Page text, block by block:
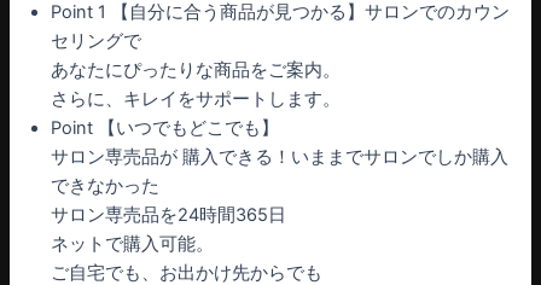
Point 1 【自分に合う商品が見つかる】サロンでのカウン
セリングで
あなたにぴったりな商品をご案内。
さらに、キレイをサポートします。
Point 【いつでもどこでも】
サロン専売品が 購入できる！いままでサロンでしか購入
できなかった
サロン専売品を24時間365日
ネットで購入可能。
ご自宅でも、お出かけ先からでも